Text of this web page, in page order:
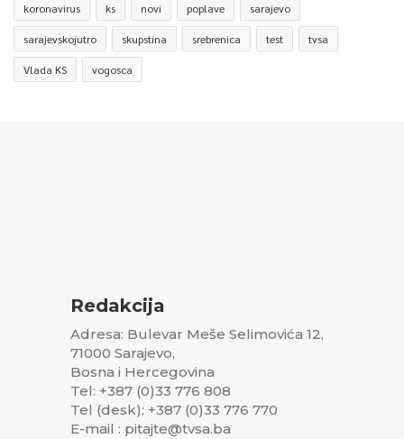
koronavirus ks novi poplave sarajevo
sarajevskojutro skupstina srebrenica test tvsa
Vlada KS vogosca
Redakcija
Adresa: Bulevar Meše Selimovića 12,
71000 Sarajevo,
Bosna i Hercegovina
Tel: +387 (0)33 776 808
Tel (desk): +387 (0)33 776 770
E-mail : pitajte@tvsa.ba